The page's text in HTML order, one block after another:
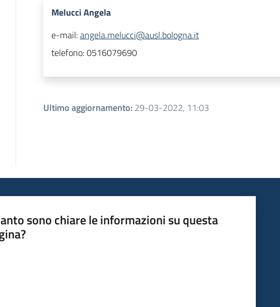
Melucci Angela
e-mail:angela.melucci@ausl.bologna.it
telefono:0516079690
Ultimo aggiornamento:29-03-2022, 11:03
sono chiare le informazioni su questa